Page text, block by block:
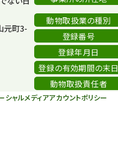
元町3-
動物取扱業の種別
登録番号
登録年月日
登録の有効期間の末日
動物取扱責任者
シャルメディアアカウントポリシー